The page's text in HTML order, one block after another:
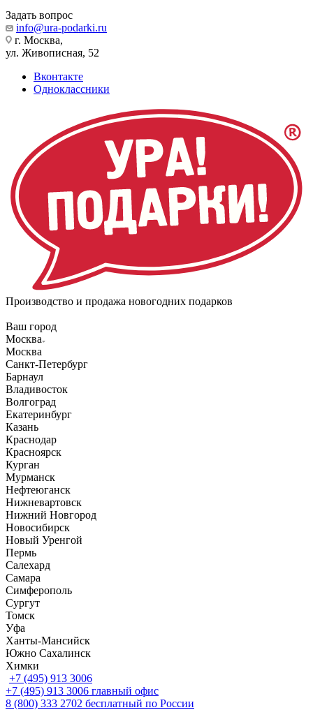
Задать вопрос
info@ura-podarki.ru
г. Москва,
ул. Живописная, 52
Вконтакте
Одноклассники
Производство и продажа новогодних подарков
Ваш город
Москва
Москва
Санкт-Петербург
Барнаул
Владивосток
Волгоград
Екатеринбург
Казань
Краснодар
Красноярск
Курган
Мурманск
Нефтеюганск
Нижневартовск
Нижний Новгород
Новосибирск
Новый Уренгой
Пермь
Салехард
Самара
Симферополь
Сургут
Томск
Уфа
Ханты-Мансийск
Южно Сахалинск
Химки
+7 (495) 913 3006
+7 (495) 913 3006 главный офис
8 (800) 333 2702 бесплатный по России